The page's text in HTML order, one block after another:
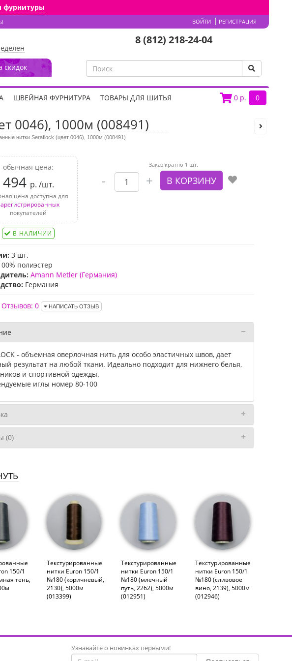
ВОЙТИ РЕГИСТРАЦИЯ
скидок
8 (812) 218-24-04
0 р. 0
ШВЕЙНАЯ ФУРНИТУРА ТОВАРЫ ДЛЯ ШИТЬЯ
0046), 1000м (008491)
нитки Seraflock (цвет 0046), 1000м (008491)
обычная цена:
494 р. /шт.
цена доступна для
покупателей
В НАЛИЧИИ
Заказ кратно 1 шт.
3 шт.
полиэстер
Amann Metler (Германия)
Германия
Отзывов: 0 НАПИСАТЬ ОТЗЫВ
- объемная оверлочная нить для особо эластичных швов, дает
результат на любой ткани. Идеально подходит для нижнего белья,
и спортивной одежды.
иглы номер 80-100
(0)
150/1
тень,
Текстурированные
нитки Euron 150/1
№180 (коричневый,
2130), 5000м
(013399)
Текстурированные
нитки Euron 150/1
№180 (млечный
путь, 2262), 5000м
(012951)
Текстурированные
нитки Euron 150/1
№180 (сливовое
вино, 2139), 5000м
(012946)
Узнавайте о новинках первыми!